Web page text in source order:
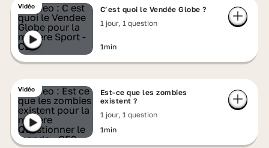
Vidéo
C’est quoi le Vendée Globe ?
1 jour, 1 question
1min
Vidéo
Est-ce que les zombies
existent ?
1 jour, 1 question
1min